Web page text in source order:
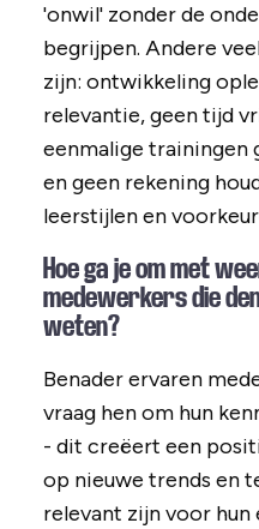
'onwil' zonder de
begrijpen. Andere
zijn: ontwikkeling
relevantie, geen tijd
eenmalige trainingen
en geen rekening
leerstijlen en
Hoe ga je om met
medewerkers die
weten?
Benader ervaren
vraag hen om hun
- dit creëert een
op nieuwe trends en
relevant zijn voor